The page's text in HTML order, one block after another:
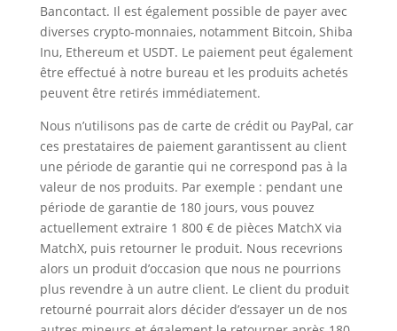
Bancontact. Il est également possible de payer avec
diverses crypto-monnaies, notamment Bitcoin, Shiba
Inu, Ethereum et USDT. Le paiement peut également
être effectué à notre bureau et les produits achetés
peuvent être retirés immédiatement.
Nous n’utilisons pas de carte de crédit ou PayPal, car
ces prestataires de paiement garantissent au client
une période de garantie qui ne correspond pas à la
valeur de nos produits. Par exemple : pendant une
période de garantie de 180 jours, vous pouvez
actuellement extraire 1 800 € de pièces MatchX via
MatchX, puis retourner le produit. Nous recevrions
alors un produit d’occasion que nous ne pourrions
plus revendre à un autre client. Le client du produit
retourné pourrait alors décider d’essayer un de nos